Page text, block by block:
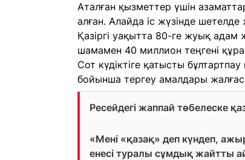
Аталған қызметтер үшін
алған. Алайда іс жүзінде
Қазіргі уақытта 80-ге жуық адам
шамамен 40 миллион теңгені
Сот күдіктіге қатысты
бойынша тергеу амалдары
Ресейдегі жаппай төбелеске
«Мені «қазақ» деп күндеп,
енесі туралы сұмдық жайтты